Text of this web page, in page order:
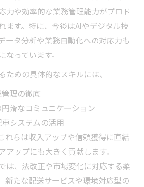
力や効率的な業務管理能力がプロド
ます。特に、今後はAIやデジタル技
ータ分析や業務自動化への対応力も
っています。
ための具体的なスキルには、
理の徹底
滑なコミュニケーション
システムの活用
れらは収入アップや信頼獲得に直結
アップにも大きく貢献します。
は、法改正や市場変化に対応する柔
新たな配送サービスや環境対応型の